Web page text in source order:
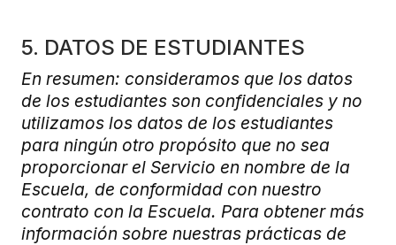
5. DATOS DE ESTUDIANTES
En resumen: consideramos que los datos
de los estudiantes son confidenciales y no
utilizamos los datos de los estudiantes
para ningún otro propósito que no sea
proporcionar el Servicio en nombre de la
Escuela, de conformidad con nuestro
contrato con la Escuela. Para obtener más
información sobre nuestras prácticas de